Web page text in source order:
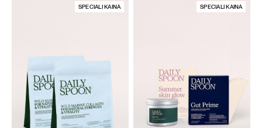
SPECIALI KAINA SPECIALI KAINA